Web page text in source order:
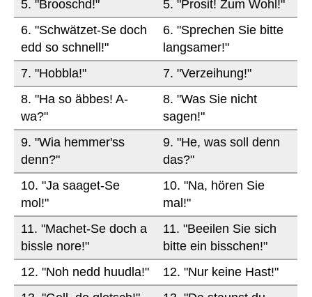
5. "Brooschd!"
5. "Prosit! Zum Wohl!"
6. "Schwätzet-Se doch
edd so schnell!"
6. "Sprechen Sie bitte
langsamer!"
7. "Hobbla!"
7. "Verzeihung!"
8. "Ha so äbbes! A-
wa?"
8. "Was Sie nicht
sagen!"
9. "Wia hemmer'ss
denn?"
9. "He, was soll denn
das?"
10. "Ja saaget-Se
mol!"
10. "Na, hören Sie
mal!"
11. "Machet-Se doch a
bissle nore!"
11. "Beeilen Sie sich
bitte ein bisschen!"
12. "Noh nedd huudla!"
12. "Nur keine Hast!"